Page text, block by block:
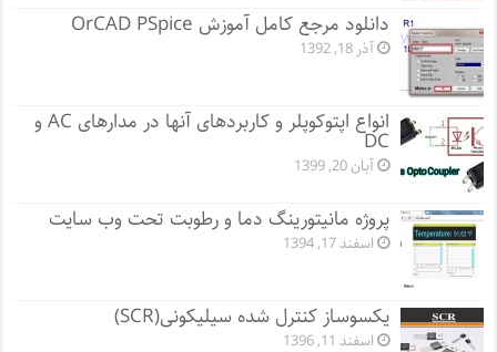
دانلود مرجع کامل آموزش OrCAD PSpice
آذر 18, 1392
انواع اپتوکوپلر و کاربردهای آنها در مدارهای AC و
DC
آبان 20, 1399
پروژه مانيتورينگ دما و رطوبت تحت وب سایت
اسفند 17, 1394
یکسوساز کنترل شده سیلیکونی(SCR)
اسفند 11, 1396